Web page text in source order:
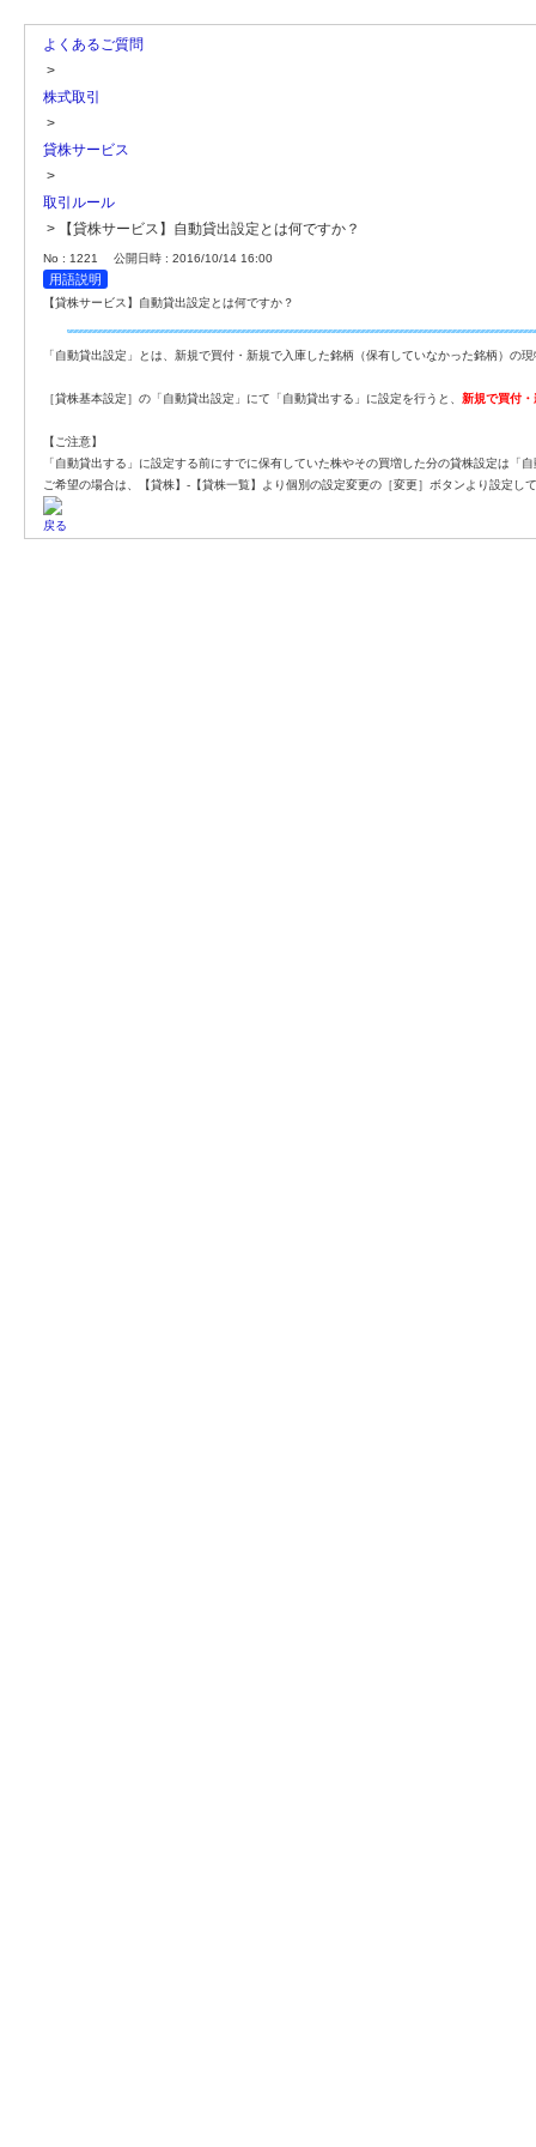
よくあるご質問
>
株式取引
>
貸株サービス
>
取引ルール
>
【貸株サービス】自動貸出設定とは何ですか？
No : 1221 公開日時 : 2016/10/14 16:00
用語説明
【貸株サービス】自動貸出設定とは何ですか？
「自動貸出設定」とは、新規で買付・新規で入庫した銘柄（保有していなかった銘柄）の
［貸株基本設定］の「自動貸出設定」にて「自動貸出する」に設定を行うと、 新規で買付
【ご注意】
「自動貸出する」に設定する前にすでに保有していた株やその買増した分の貸株設定は「
ご希望の場合は、【貸株】-【貸株一覧】より個別の設定変更の［変更］ボタンより設定し
戻る